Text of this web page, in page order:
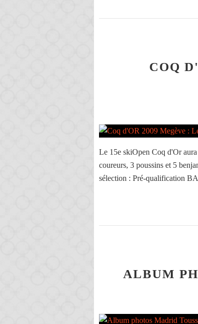
COQ
Le 15e skiOpen Coq d'Or
coureurs, 3 poussins et 5
sélection : Pré-qualification
ALBUM